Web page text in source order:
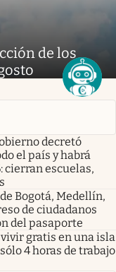
de los
decretó
el país y habrá
cierran escuelas,
Bogotá, Medellín,
de ciudadanos
del pasaporte
gratis en una isla
4 horas de trabajo